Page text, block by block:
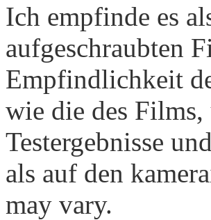
Ich empfinde es
aufgeschraubten
Empfindlichkeit
wie die des
Testergebnisse
als auf den
may vary.